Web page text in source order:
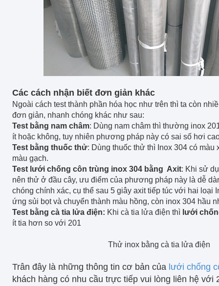
Các cách nhận biết đơn giản khác
Ngoài cách test thành phần hóa học như trên thì ta còn
đơn giản, nhanh chóng khác như sau:
Test bằng nam châm: Dùng nam châm thì thường inox
ít hoặc không, tuy nhiên phương pháp này có sai số hơi
Test bằng thuốc thử: Dùng thuốc thử thì Inox 304 có màu
màu gạch.
Test lưới chống côn trùng inox 304 bằng Axit: Khi sử
nên thử ở đầu cây, ưu điểm của phương pháp này là dễ
chóng chính xác, cụ thể sau 5 giây axit tiếp túc với hai loại
ứng sủi bọt và chuyển thành màu hồng, còn inox 304 hầu
Test bằng cà tia lửa điện: Khi cà tia lửa điện thì lưới
ít tia hơn so với 201
Thử inox bằng cà tia lửa điện
Trân đây là những thông tin cơ bản của lưới chống
khách hàng có nhu cầu trực tiếp vui lòng liên hệ với